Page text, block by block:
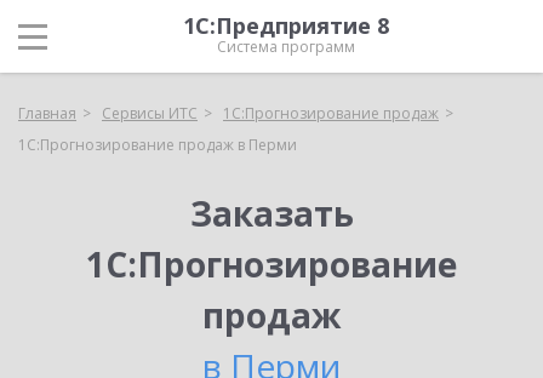
1С:Предприятие 8
Система программ
Главная Сервисы ИТС
1С:Прогнозирование продаж
1С:Прогнозирование продаж в Перми
Заказать
1С:Прогнозирование
продаж
в Перми